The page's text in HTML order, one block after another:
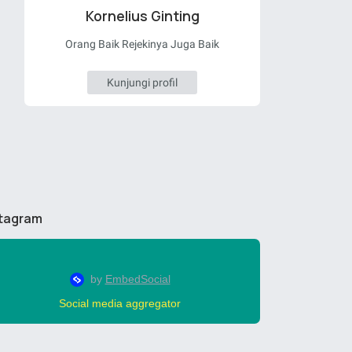
Kornelius Ginting
Orang Baik Rejekinya Juga Baik
Kunjungi profil
Social media aggregator